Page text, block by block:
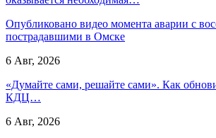
Опубликовано видео момента аварии с
пострадавшими в Омске
6 Авг, 2026
«Думайте сами, решайте сами». Как
КДЦ…
6 Авг, 2026